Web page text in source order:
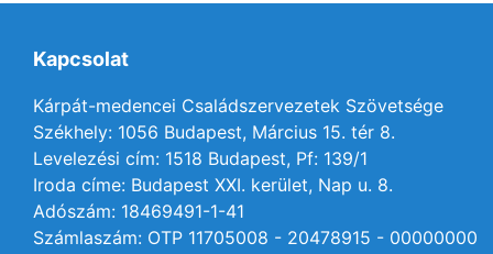
Kapcsolat
Kárpát-medencei Családszervezetek Szövetsége
Székhely: 1056 Budapest, Március 15. tér 8.
Levelezési cím: 1518 Budapest, Pf: 139/1
Iroda címe: Budapest XXI. kerület, Nap u. 8.
Adószám: 18469491-1-41
Számlaszám: OTP 11705008 - 20478915 - 00000000